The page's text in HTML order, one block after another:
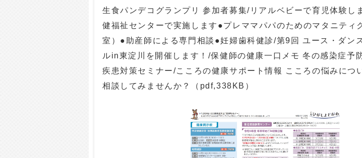
生食パンデコグランプリ 参加者募集/リアルベビーで育児体験し
健福祉センターで実施します●プレママパパのためのマタニティ
室）●助産師による専門相談●妊婦歯科健診/第9回 ユース・ダン
ルin東淀川を開催します！/保健師の健康一口メモ 冬の感染症予
疾患対策セミナー/こころの健康サポート情報 こころの悩みにつ
相談してみませんか？（pdf,338KB）